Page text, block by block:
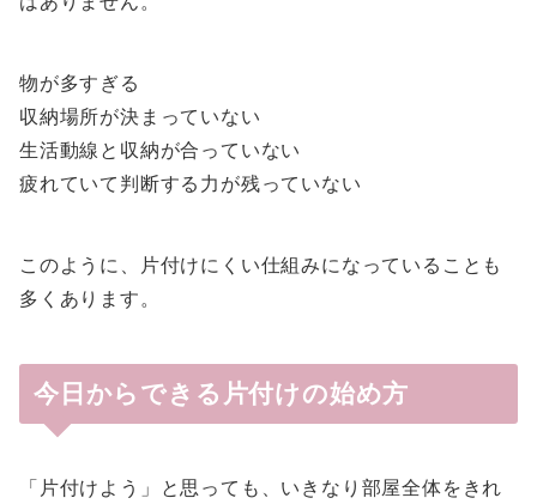
物が多すぎる
収納場所が決まっていない
生活動線と収納が合っていない
疲れていて判断する力が残っていない
このように、片付けにくい仕組みになっていることも
多くあります。
今日からできる片付けの始め方
「片付けよう」と思っても、いきなり部屋全体をきれ